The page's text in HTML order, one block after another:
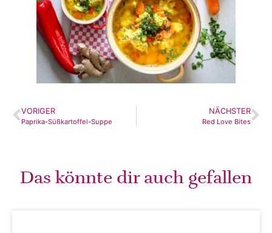
VORIGER
Paprika-Süßkartoffel-Suppe
NÄCHSTER
Red Love Bites
Das könnte dir auch gefallen